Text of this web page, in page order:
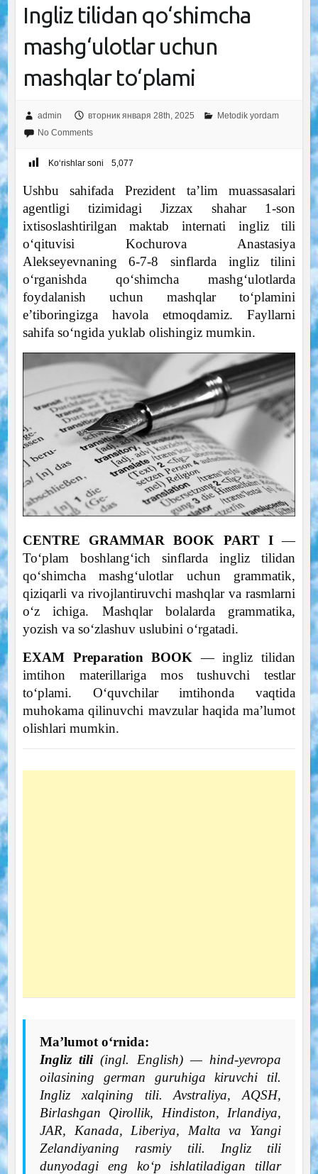
Ingliz tilidan qo‘shimcha
mashg‘ulotlar uchun
mashqlar to‘plami
admin вторник января 28th, 2025
Metodik yordam
No Comments
Ko‘rishlar soni 5,077
Ushbu sahifada Prezident ta’lim muassasalari
agentligi tizimidagi Jizzax shahar 1-son
ixtisoslashtirilgan maktab internati ingliz tili
o‘qituvisi Kochurova Anastasiya
Alekseyevnaning 6-7-8 sinflarda ingliz tilini
o‘rganishda qo‘shimcha mashg‘ulotlarda
foydalanish uchun mashqlar to‘plamini
e’tiboringizga havola etmoqdamiz. Fayllarni
sahifa so‘ngida yuklab olishingiz mumkin.
CENTRE GRAMMAR BOOK PART I—
To‘plam boshlang‘ich sinflarda ingliz tilidan
qo‘shimcha mashg‘ulotlar uchun grammatik,
qiziqarli va rivojlantiruvchi mashqlar va rasmlarni
o‘z ichiga. Mashqlar bolalarda grammatika,
yozish va so‘zlashuv uslubini o‘rgatadi.
ЕХАМ Preparation BOOK — ingliz tilidan
imtihon materillariga mos tushuvchi testlar
to‘plami. O‘quvchilar imtihonda vaqtida
muhokama qilinuvchi mavzular haqida ma’lumot
olishlari mumkin.
Ma’lumot o‘rnida:
Ingliz tili(ingl. English) — hind-yevropa
oilasining german guruhiga kiruvchi til.
Ingliz xalqining tili. Avstraliya, AQSH,
Birlashgan Qirollik, Hindiston, Irlandiya,
JAR, Kanada, Liberiya, Malta va Yangi
Zelandiyaning rasmiy tili. Ingliz tili
dunyodagi eng ko‘p ishlatiladigan tillar